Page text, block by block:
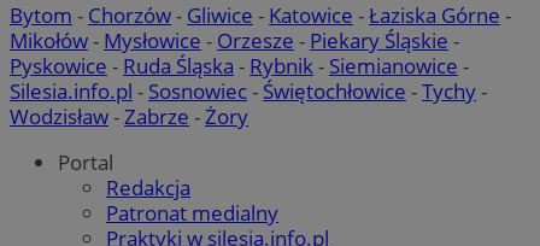
Bytom - Chorzów- Gliwice - Katowice -Łaziska Górne -
Mikołów- Mysłowice - Orzesze - Piekary Śląskie -
Pyskowice - Ruda Śląska - Rybnik- Siemianowice -
Silesia.info.pl - Sosnowiec- Świętochłowice -Tychy-
Wodzisław-Zabrze -Żory
Portal
Redakcja
Patronat medialny
Praktyki w silesia.info.pl